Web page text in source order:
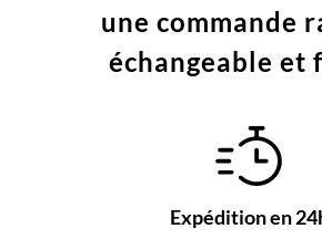
une commande
échangeable et
Expédition en